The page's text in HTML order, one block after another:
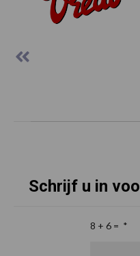
Schrijf u in
8 + 6 = *